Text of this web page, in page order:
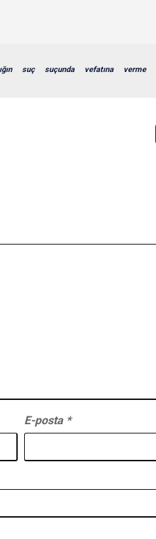
suç suçunda vefatına verme
E-posta *